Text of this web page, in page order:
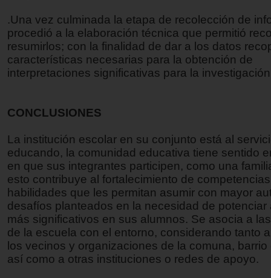
.Una vez culminada la etapa de recolección de
procedió a la elaboración técnica que permitió
resumirlos; con la finalidad de dar a los datos
características necesarias para la obtención de
interpretaciones significativas para la investigación
CONCLUSIONES
La institución escolar en su conjunto está al
educando, la comunidad educativa tiene sentido
en que sus integrantes participen, como una
esto contribuye al fortalecimiento de
habilidades que les permitan asumir con mayor
desafíos planteados en la necesidad de potenciar
más significativos en sus alumnos. Se asocia a
de la escuela con el entorno, considerando tanto
los vecinos y organizaciones de la comuna, barrio
así como a otras instituciones o redes de apoyo.